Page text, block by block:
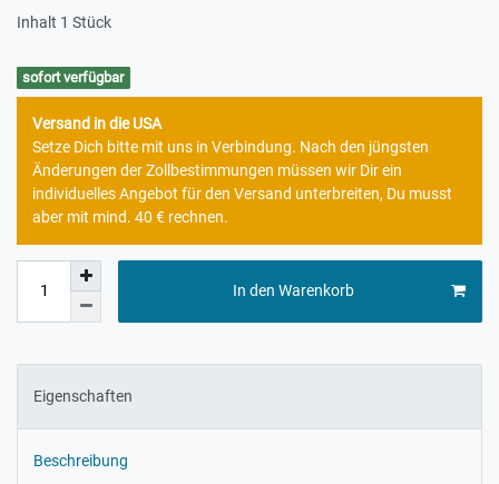
Inhalt 1 Stück
sofort verfügbar
Versand in die USA
Setze Dich bitte mit uns in Verbindung. Nach den jüngsten
Änderungen der Zollbestimmungen müssen wir Dir ein
individuelles Angebot für den Versand unterbreiten, Du musst
aber mit mind. 40 € rechnen.
In den Warenkorb
Eigenschaften
Beschreibung